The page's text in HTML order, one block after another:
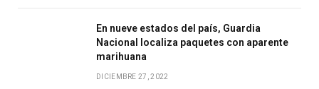
En nueve estados del país, Guardia
Nacional localiza paquetes con aparente
marihuana
DICIEMBRE 27, 2022